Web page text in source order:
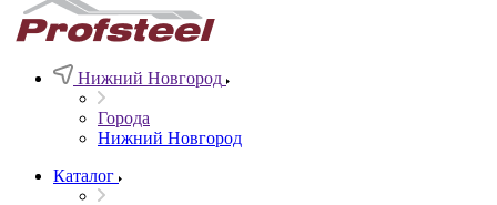
Нижний Новгород
Города
Нижний Новгород
Каталог